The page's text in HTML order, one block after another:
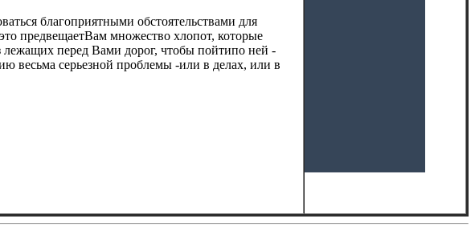
благоприятными обстоятельствами для
предвещаетВам множество хлопот, которые
перед Вами дорог, чтобы пойтипо ней -
весьма серьезной проблемы -или в делах, или в